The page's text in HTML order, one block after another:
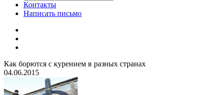
Контакты
Написать письмо
Как борются с курением в разных странах
04.06.2015